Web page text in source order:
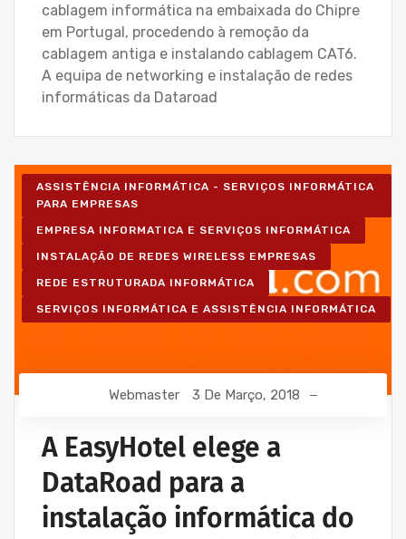
cablagem informática na embaixada do Chipre
em Portugal, procedendo à remoção da
cablagem antiga e instalando cablagem CAT6.
A equipa de networking e instalação de redes
informáticas da Dataroad
ASSISTÊNCIA INFORMÁTICA - SERVIÇOS INFORMÁTICA
PARA EMPRESAS
EMPRESA INFORMATICA E SERVIÇOS INFORMÁTICA
INSTALAÇÃO DE REDES WIRELESS EMPRESAS
REDE ESTRUTURADA INFORMÁTICA
SERVIÇOS INFORMÁTICA E ASSISTÊNCIA INFORMÁTICA
Webmaster 3 De Março, 2018
A EasyHotel elege a
DataRoad para a
instalação informática do